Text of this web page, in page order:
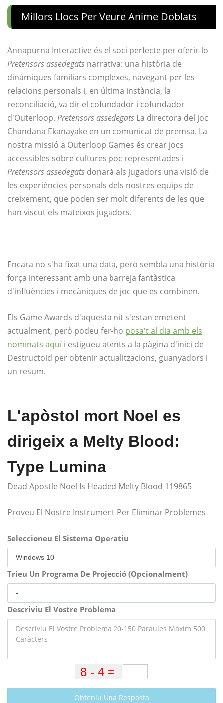
Millors Llocs Per Veure Anime Doblats
Annapurna Interactive és el soci perfecte per oferir-lo
Pretensors assedegats narrativa: una història de
dinàmiques familiars complexes, navegant per les
relacions personals i, en última instància, la
reconciliació, va dir el cofundador i cofundador
d'Outerloop. Pretensors assedegats La directora del joc
Chandana Ekanayake en un comunicat de premsa. La
nostra missió a Outerloop Games és crear jocs
accessibles sobre cultures poc representades i
Pretensors assedegats donarà als jugadors una visió de
les experiències personals dels nostres equips de
creixement, que poden ser molt diferents de les que
han viscut els mateixos jugadors.
Encara no s'ha fixat una data, però sembla una història
força interessant amb una barreja fantàstica
d'influències i mecàniques de joc que es combinen.
Els Game Awards d'aquesta nit s'estan emetent
actualment, però podeu fer-ho posa't al dia amb els
nominats aquíi estigueu atents a la pàgina d'inici de
Destructoid per obtenir actualitzacions, guanyadors i
un resum.
L'apòstol mort Noel es
dirigeix ​​a Melty Blood:
Type Lumina
Dead Apostle Noel Is Headed Melty Blood 119865
Proveu El Nostre Instrument Per Eliminar Problemes
Seleccioneu El Sistema Operatiu
Trieu Un Programa De Projecció (Opcionalment)
Descriviu El Vostre Problema
Obteniu Una Resposta